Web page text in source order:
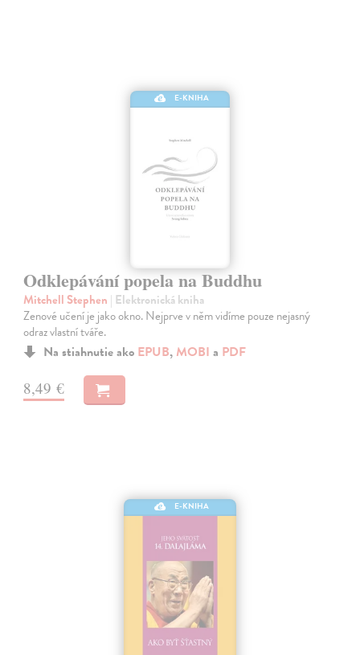
E-KNIHA
Odklepávání popela na Buddhu
Mitchell Stephen | Elektronická kniha
Zenové učení je jako okno. Nejprve v něm vidíme pouze nejasný
odraz vlastní tváře.
Na stiahnutie ako EPUB, MOBI a PDF
8,49 €
E-KNIHA